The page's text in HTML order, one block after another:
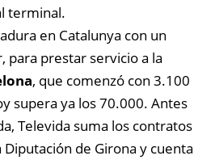
terminal.
en Catalunya con un
para prestar servicio a la
, que comenzó con 3.100
supera ya los 70.000. Antes
Televida suma los contratos
de Girona y cuenta